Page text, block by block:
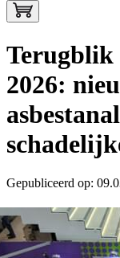
Terugblik
2026:
Gepubliceerd op: